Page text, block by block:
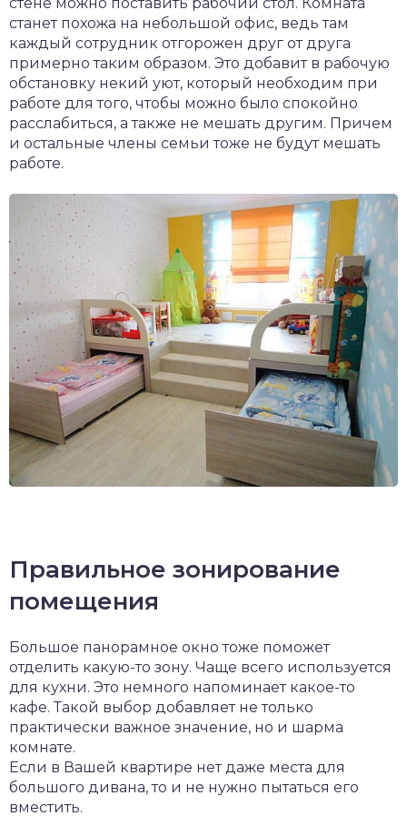
стене можно поставить рабочий стол. Комната
станет похожа на небольшой офис, ведь там
каждый сотрудник отгорожен друг от друга
примерно таким образом. Это добавит в рабочую
обстановку некий уют, который необходим при
работе для того, чтобы можно было спокойно
расслабиться, а также не мешать другим. Причем
и остальные члены семьи тоже не будут мешать
работе.
Правильное зонирование
помещения
Большое панорамное окно тоже поможет
отделить какую-то зону. Чаще всего используется
для кухни. Это немного напоминает какое-то
кафе. Такой выбор добавляет не только
практически важное значение, но и шарма
комнате.
Если в Вашей квартире нет даже места для
большого дивана, то и не нужно пытаться его
вместить.